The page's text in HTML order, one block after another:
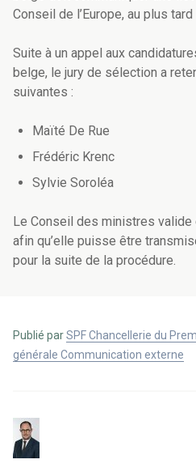
Conseil de l’Europe, au plus
Suite à un appel aux
belge, le jury de sélection a
suivantes :
Maïté De Rue
Frédéric Krenc
Sylvie Soroléa
Le Conseil des ministres
afin qu’elle puisse être
pour la suite de la procédure.
Publié parSPF Chancellerie du
générale Communication externe